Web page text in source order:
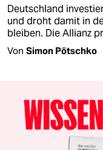
Deutschland
und droht damit in
bleiben. Die Allianz
Von Simon Pötschko